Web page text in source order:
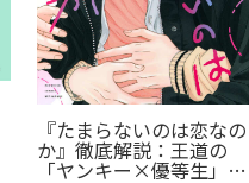
『捕虜英雄』完全解説！
最底辺から駆け上がる至
高のカタルシス